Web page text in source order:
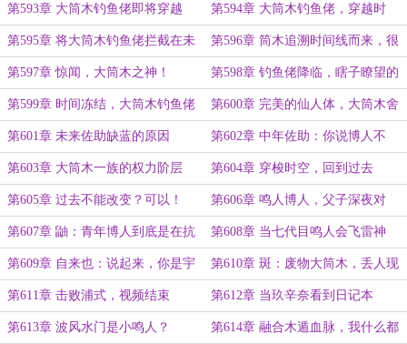
是他能够觊觎的 途无量
第593章 大筒木钓鱼佬即将穿越 第594章 大筒木钓鱼佬，穿越时
空？众人震骇！
第595章 将大筒木钓鱼佬拦截在未
来
第596章 筒木追溯时间线而来，很
可能是冲着九尾来的
第597章 惊闻，大筒木之神！ 第598章 钓鱼佬降临，瞎子瞭望的
星空，地狱笑话
第599章 时间冻结，大筒木钓鱼佬
的威势
第600章 完美的仙人体，大筒木舍
人
第601章 未来佐助缺蓝的原因 第602章 中年佐助：你说博人不
行，你那个年纪就行了？
第603章 大筒木一族的权力阶层 第604章 穿梭时空，回到过去
第605章 过去不能改变？可以！ 第606章 鸣人博人，父子深夜对
话，和解
第607章 鼬：青年博人到底是在抗
衡什么存在？
第608章 当七代目鸣人会飞雷神
第609章 自来也：说起来，你是宇
智波佐助吗？
第610章 斑：废物大筒木，丢人现
眼
第611章 击败浦式，视频结束 第612章 当玖辛奈看到日记本
第613章 波风水门是小鸣人？ 第614章 融合木遁血脉，我什么都